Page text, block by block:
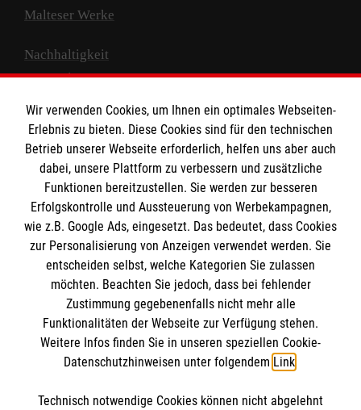
Malteser Werke
Nachhaltigkeit
Prävention
Compliance
Transparenz
Spenden und Helfen
Spendenkonto
Empfänger: Malteser Hilfsdienst e.V.
IBAN: DE10 3706 0120 1201 2000 12
BIC: GENODED 1PA7
Wir verwenden Cookies, um Ihnen ein optimales Webseiten-
Erlebnis zu bieten. Diese Cookies sind für den technischen
Betrieb unserer Webseite erforderlich, helfen uns aber auch
dabei, unsere Plattform zu verbessern und zusätzliche
Funktionen bereitzustellen. Sie werden zur besseren
Erfolgskontrolle und Aussteuerung von Werbekampagnen,
wie z.B. Google Ads, eingesetzt. Das bedeutet, dass Cookies
zur Personalisierung von Anzeigen verwendet werden. Sie
entscheiden selbst, welche Kategorien Sie zulassen
möchten. Beachten Sie jedoch, dass bei fehlender
Zustimmung gegebenenfalls nicht mehr alle
Funktionalitäten der Webseite zur Verfügung stehen.
Weitere Infos finden Sie in unseren speziellen Cookie-
Datenschutzhinweisen unter folgendem Link.
Technisch notwendige Cookies können nicht abgelehnt